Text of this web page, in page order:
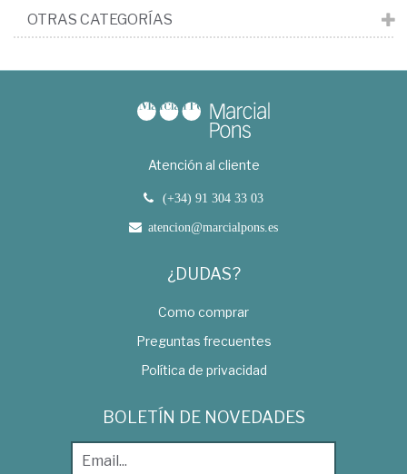
OTRAS CATEGORÍAS
Atención al cliente
(+34) 91 304 33 03
atencion@marcialpons.es
¿DUDAS?
Como comprar
Preguntas frecuentes
Política de privacidad
BOLETÍN DE NOVEDADES